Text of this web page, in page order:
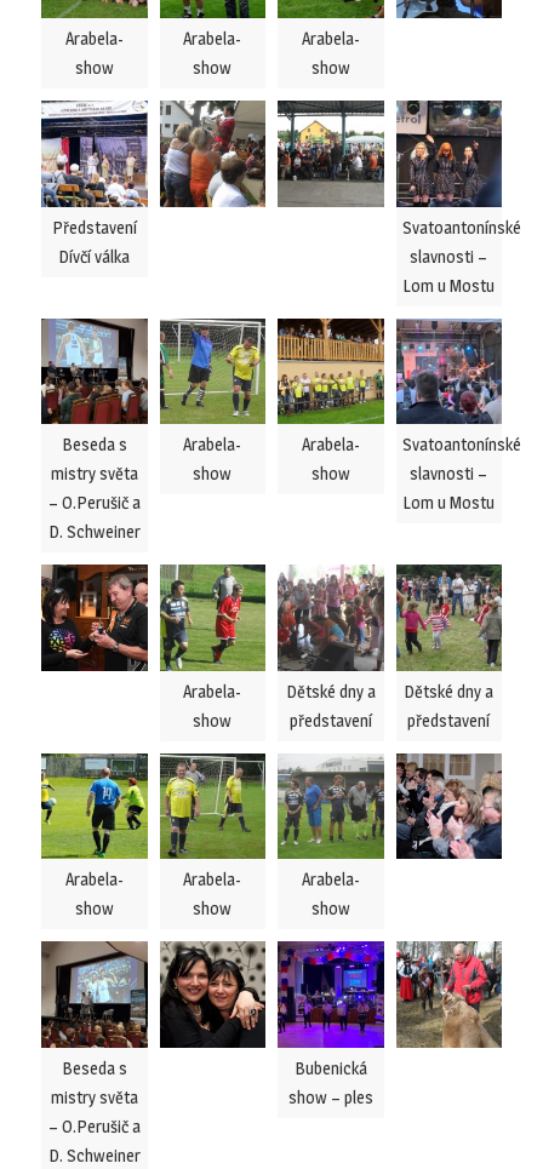
Arabela-
show
Arabela-
show
Arabela-
show
Představení
Dívčí válka
Svatoantonínské
slavnosti –
Lom u Mostu
Beseda s
mistry světa
– O.Perušič a
D. Schweiner
Arabela-
show
Arabela-
show
Svatoantonínské
slavnosti –
Lom u Mostu
Arabela-
show
Dětské dny a
představení
Dětské dny a
představení
Arabela-
show
Arabela-
show
Arabela-
show
Beseda s
mistry světa
– O.Perušič a
D. Schweiner
Bubenická
show – ples